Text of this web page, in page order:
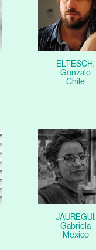
ELTESCH,
Gonzalo
Chile
JAUREGUI,
Gabriela
Mexico